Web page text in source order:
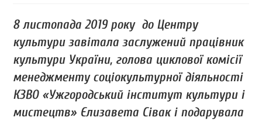
8 листопада 2019 року до Центру
культури завітала заслужений працівник
культури України, голова циклової комісії
менеджменту соціокультурної діяльності
КЗВО «Ужгородський інститут культури і
мистецтв» Єлизавета Сівак і подарувала